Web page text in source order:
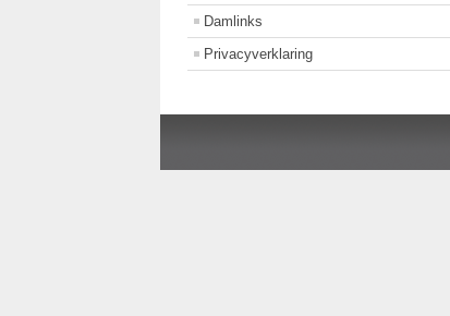
Damlinks
Privacyverklaring